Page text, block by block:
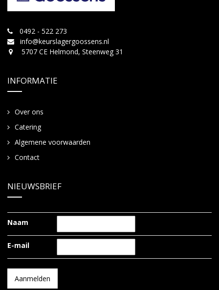
0492 - 522 273
info@keurslagergoossens.nl
5707 CE Helmond, Steenweg 31
INFORMATIE
Over ons
Catering
Algemene voorwaarden
Contact
NIEUWSBRIEF
Naam
E-mail